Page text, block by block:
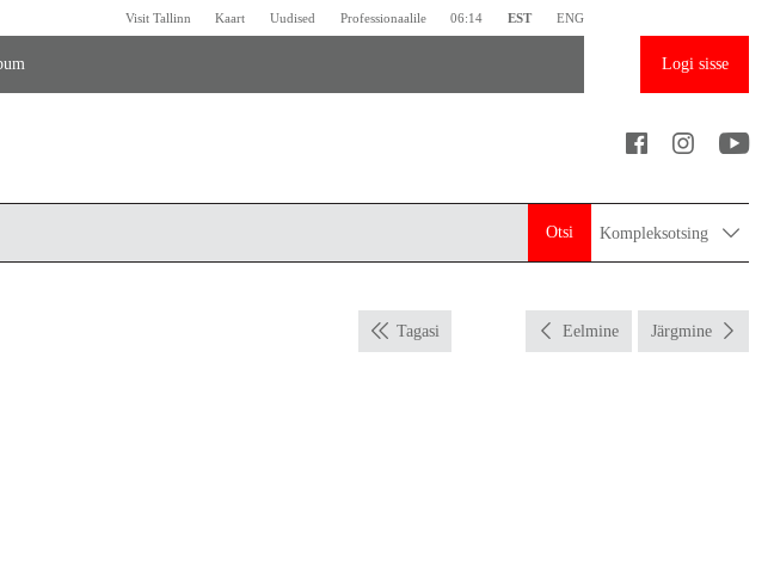
Visit Tallinn Kaart Uudised Professionaalile 06:14 EST ENG
Logi sisse
Otsi Kompleksotsing
Tagasi Eelmine Järgmine